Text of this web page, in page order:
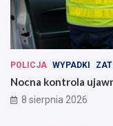
POLICJA WYPADKI
Nocna kontrola
8 sierpnia 2026